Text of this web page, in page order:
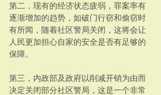
第二，现有的经济状态疲弱，罪案率有
逐渐增加的趋势，如破门行窃和偷窃时
有所闻，随着社区警局关闭，这将会让
人民更加担心自家的安全是否有足够的
保障。
第三，内政部及政府以削减开销为由而
决定关闭部分社区警局，这是一个非常